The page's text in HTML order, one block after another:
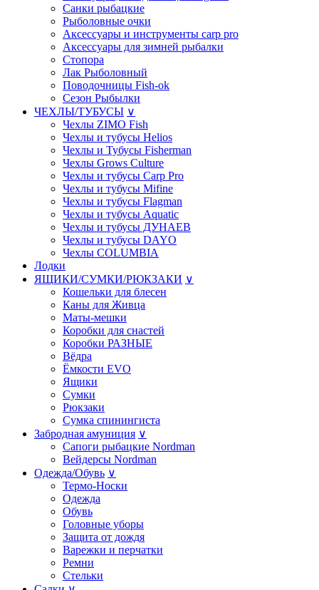
Санки рыбацкие
Рыболовные очки
Аксессуары и инструменты carp pro
Аксессуары для зимней рыбалки
Стопора
Лак Рыболовный
Поводочницы Fish-ok
Сезон Рыбылки
ЧЕХЛЫ/ТУБУСЫ ∨
Чехлы ZIMO Fish
Чехлы и тубусы Helios
Чехлы и Тубусы Fisherman
Чехлы Grows Culture
Чехлы и тубусы Carp Pro
Чехлы и тубусы Mifine
Чехлы и тубусы Flagman
Чехлы и тубусы Aquatic
Чехлы и тубусы ДУНАЕВ
Чехлы и тубусы DAYO
Чехлы COLUMBIA
Лодки
ЯЩИКИ/СУМКИ/РЮКЗАКИ ∨
Кошельки для блесен
Каны для Живца
Маты-мешки
Коробки для снастей
Коробки РАЗНЫE
Вёдра
Ёмкости EVO
Ящики
Сумки
Рюкзаки
Сумка спинингиста
Забродная амуниция ∨
Сапоги рыбацкие Nordman
Вейдерсы Nordman
Одежда/Обувь ∨
Термо-Носки
Одежда
Обувь
Головные уборы
Защита от дождя
Варежки и перчатки
Ремни
Стельки